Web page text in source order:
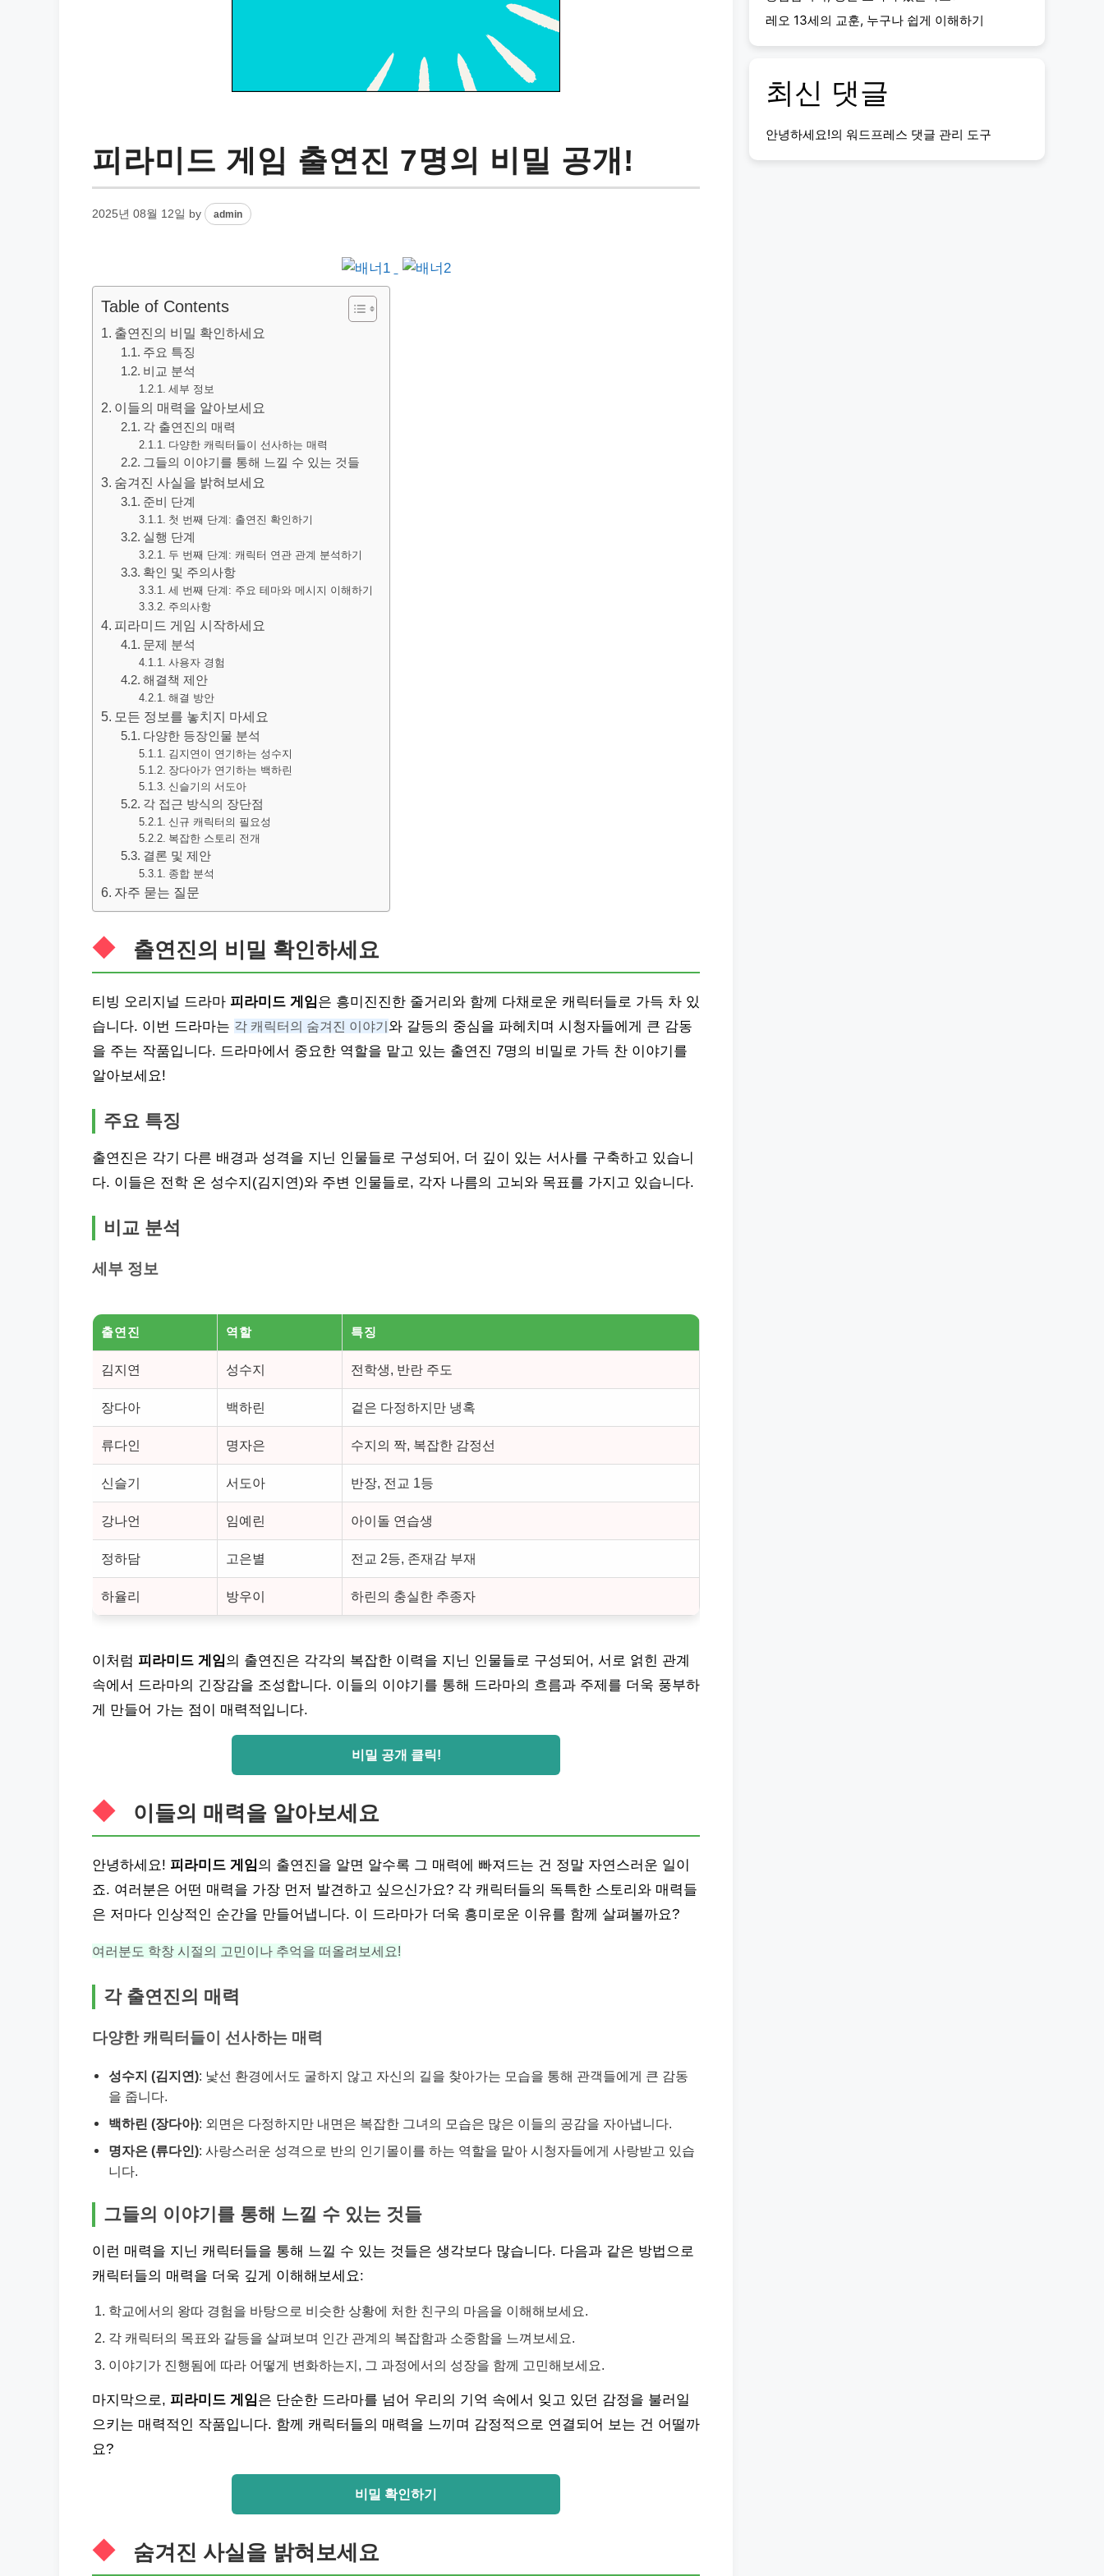
피라미드 게임 출연진 7명의 비밀 공개!
2025년 08월 12일 by admin
Table of Contents
출연진의 비밀 확인하세요
주요 특징
비교 분석
세부 정보
이들의 매력을 알아보세요
각 출연진의 매력
다양한 캐릭터들이 선사하는 매력
그들의 이야기를 통해 느낄 수 있는 것들
숨겨진 사실을 밝혀보세요
준비 단계
첫 번째 단계: 출연진 확인하기
실행 단계
두 번째 단계: 캐릭터 연관 관계 분석하기
확인 및 주의사항
세 번째 단계: 주요 테마와 메시지 이해하기
주의사항
피라미드 게임 시작하세요
문제 분석
사용자 경험
해결책 제안
해결 방안
모든 정보를 놓치지 마세요
다양한 등장인물 분석
김지연이 연기하는 성수지
장다아가 연기하는 백하린
신슬기의 서도아
각 접근 방식의 장단점
신규 캐릭터의 필요성
복잡한 스토리 전개
결론 및 제안
종합 분석
자주 묻는 질문
출연진의 비밀 확인하세요
티빙 오리지널 드라마 피라미드 게임은 흥미진진한 줄거리와 함께 다채로운 캐릭터들로 가득 차 있
습니다. 이번 드라마는 각 캐릭터의 숨겨진 이야기와 갈등의 중심을 파헤치며 시청자들에게 큰 감동
을 주는 작품입니다. 드라마에서 중요한 역할을 맡고 있는 출연진 7명의 비밀로 가득 찬 이야기를
알아보세요!
주요 특징
출연진은 각기 다른 배경과 성격을 지닌 인물들로 구성되어, 더 깊이 있는 서사를 구축하고 있습니
다. 이들은 전학 온 성수지(김지연)와 주변 인물들로, 각자 나름의 고뇌와 목표를 가지고 있습니다.
비교 분석
세부 정보
출연진 역할 특징
김지연 성수지 전학생, 반란 주도
장다아 백하린 겉은 다정하지만 냉혹
류다인 명자은 수지의 짝, 복잡한 감정선
신슬기 서도아 반장, 전교 1등
강나언 임예린 아이돌 연습생
정하담 고은별 전교 2등, 존재감 부재
하율리 방우이 하린의 충실한 추종자
이처럼 피라미드 게임의 출연진은 각각의 복잡한 이력을 지닌 인물들로 구성되어, 서로 얽힌 관계
속에서 드라마의 긴장감을 조성합니다. 이들의 이야기를 통해 드라마의 흐름과 주제를 더욱 풍부하
게 만들어 가는 점이 매력적입니다.
비밀 공개 클릭!
이들의 매력을 알아보세요
안녕하세요! 피라미드 게임의 출연진을 알면 알수록 그 매력에 빠져드는 건 정말 자연스러운 일이
죠. 여러분은 어떤 매력을 가장 먼저 발견하고 싶으신가요? 각 캐릭터들의 독특한 스토리와 매력들
은 저마다 인상적인 순간을 만들어냅니다. 이 드라마가 더욱 흥미로운 이유를 함께 살펴볼까요?
여러분도 학창 시절의 고민이나 추억을 떠올려보세요!
각 출연진의 매력
다양한 캐릭터들이 선사하는 매력
성수지 (김지연): 낯선 환경에서도 굴하지 않고 자신의 길을 찾아가는 모습을 통해 관객들에게 큰 감동
을 줍니다.
백하린 (장다아): 외면은 다정하지만 내면은 복잡한 그녀의 모습은 많은 이들의 공감을 자아냅니다.
명자은 (류다인): 사랑스러운 성격으로 반의 인기몰이를 하는 역할을 맡아 시청자들에게 사랑받고 있습
니다.
그들의 이야기를 통해 느낄 수 있는 것들
이런 매력을 지닌 캐릭터들을 통해 느낄 수 있는 것들은 생각보다 많습니다. 다음과 같은 방법으로
캐릭터들의 매력을 더욱 깊게 이해해보세요:
학교에서의 왕따 경험을 바탕으로 비슷한 상황에 처한 친구의 마음을 이해해보세요.
각 캐릭터의 목표와 갈등을 살펴보며 인간 관계의 복잡함과 소중함을 느껴보세요.
이야기가 진행됨에 따라 어떻게 변화하는지, 그 과정에서의 성장을 함께 고민해보세요.
마지막으로, 피라미드 게임은 단순한 드라마를 넘어 우리의 기억 속에서 잊고 있던 감정을 불러일
으키는 매력적인 작품입니다. 함께 캐릭터들의 매력을 느끼며 감정적으로 연결되어 보는 건 어떨까
요?
비밀 확인하기
숨겨진 사실을 밝혀보세요
레오 13세의 교훈, 누구나 쉽게 이해하기
최신 댓글
안녕하세요!의 워드프레스 댓글 관리 도구